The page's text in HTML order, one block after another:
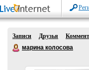
Записи Друзья
марина колосова